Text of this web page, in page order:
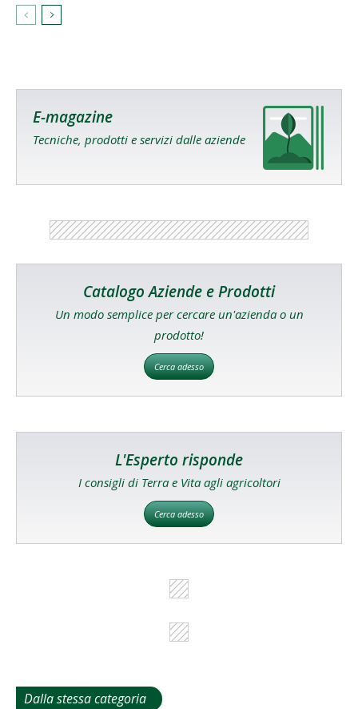
E-magazine
Tecniche, prodotti e servizi dalle aziende
Catalogo Aziende e Prodotti
Un modo semplice per cercare un'azienda o un
prodotto!
Cerca adesso
L'Esperto risponde
I consigli di Terra e Vita agli agricoltori
Cerca adesso
Dalla stessa categoria